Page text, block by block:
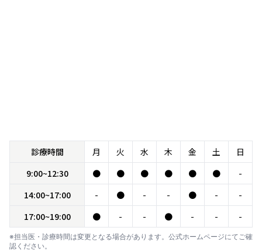
診療時間 月 火 水 木 金 土
日
9:00~12:30
● ● ● ● ● ●
-
14:00~17:00
- ● - - ● -
-
17:00~19:00
● - - ● - - -
※担当医・診療時間は変更となる場合があります。公式ホームページにてご確
認ください。